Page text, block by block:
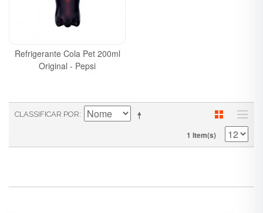
Refrigerante Cola Pet 200ml
Original - Pepsi
CLASSIFICAR POR
1 Item(s)